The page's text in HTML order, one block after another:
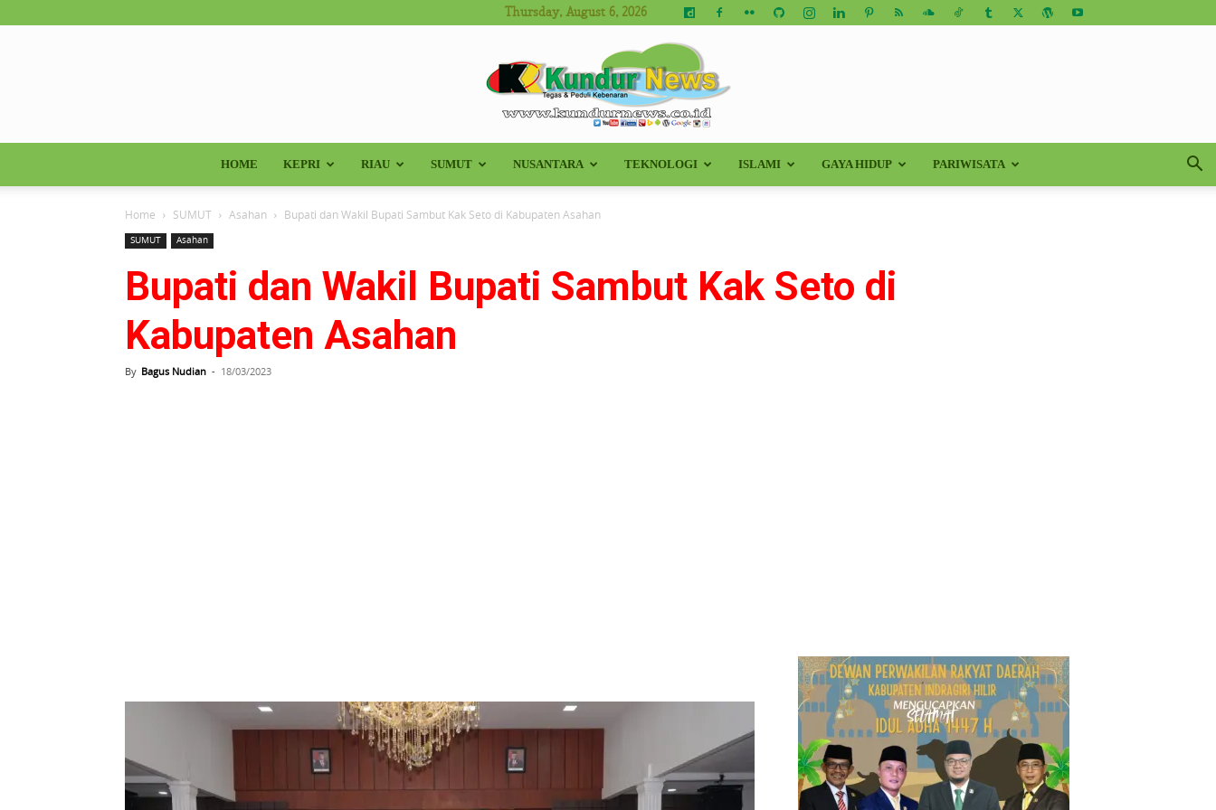
Thursday, August 6, 2026
Kundur
News
HOME KEPRI RIAU SUMUT NUSANTARA TEKNOLOGI ISLAMI GAYA HIDUP PARIWISATA
Home SUMUT Asahan Bupati dan Wakil Bupati Sambut Kak Seto di Kabupaten Asahan
SUMUT Asahan
Bupati dan Wakil Bupati Sambut Kak Seto di
Kabupaten Asahan
By Bagus Nudian - 18/03/2023